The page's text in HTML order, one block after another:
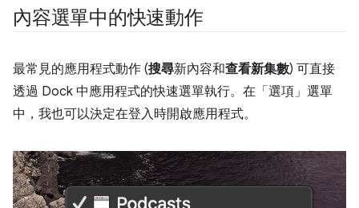
內容選單中的快速動作
最常見的應用程式動作 (搜尋新內容和查看新集數) 可直接
透過 Dock 中應用程式的快速選單執行。在「選項」 選單
中，我也可以決定在登入時開啟應用程式。